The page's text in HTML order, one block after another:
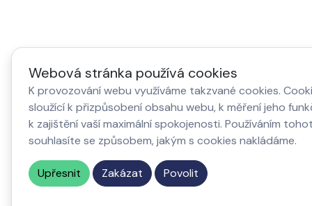
Webová stránka používá cookies
K provozování webu využíváme takzvané cookies.
sloužící k přizpůsobení obsahu webu, k měření jeho
k zajištění vaší maximální spokojenosti. Používáním
souhlasíte se způsobem, jakým s cookies nakládáme.
Upřesnit Zakázat Povolit